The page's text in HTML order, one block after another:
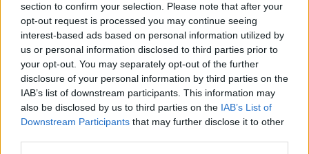
section to confirm your selection. Please note that after your
opt-out request is processed you may continue seeing
interest-based ads based on personal information utilized by
us or personal information disclosed to third parties prior to
your opt-out. You may separately opt-out of the further
disclosure of your personal information by third parties on the
IAB’s list of downstream participants. This information may
also be disclosed by us to third parties on the IAB’s List of
Downstream Participants that may further disclose it to other
TRENDING
#ΓΟΝΙΚΕΣ ΠΑΡΟΧΕΣ #ΑΦΟΡΟΛΟΓΗΤΟ #ΡΑΝΤΑΡ
#ΑΕΡΟΔΡΟΜΙΟ ΚΑΣΤΕΛΛΙΟΥ